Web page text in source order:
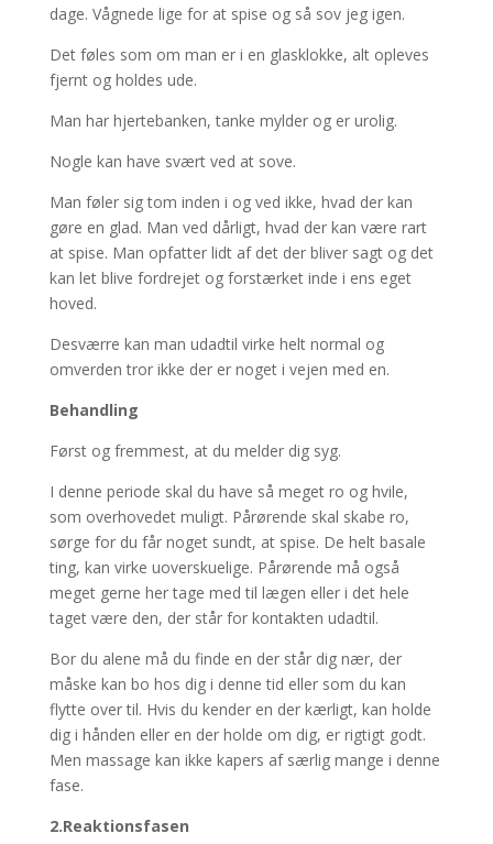
dage. Vågnede lige for at spise og så sov jeg igen.
Det føles som om man er i en glasklokke, alt opleves
fjernt og holdes ude.
Man har hjertebanken, tanke mylder og er urolig.
Nogle kan have svært ved at sove.
Man føler sig tom inden i og ved ikke, hvad der kan
gøre en glad. Man ved dårligt, hvad der kan være rart
at spise. Man opfatter lidt af det der bliver sagt og det
kan let blive fordrejet og forstærket inde i ens eget
hoved.
Desværre kan man udadtil virke helt normal og
omverden tror ikke der er noget i vejen med en.
Behandling
Først og fremmest, at du melder dig syg.
I denne periode skal du have så meget ro og hvile,
som overhovedet muligt. Pårørende skal skabe ro,
sørge for du får noget sundt, at spise. De helt basale
ting, kan virke uoverskuelige. Pårørende må også
meget gerne her tage med til lægen eller i det hele
taget være den, der står for kontakten udadtil.
Bor du alene må du finde en der står dig nær, der
måske kan bo hos dig i denne tid eller som du kan
flytte over til. Hvis du kender en der kærligt, kan holde
dig i hånden eller en der holde om dig, er rigtigt godt.
Men massage kan ikke kapers af særlig mange i denne
fase.
2.Reaktionsfasen